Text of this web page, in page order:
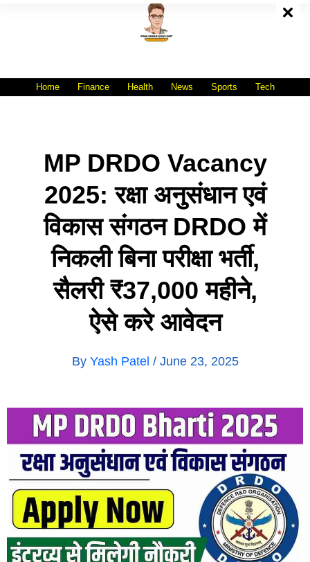
Home Finance Health News Sports Tech
MP DRDO Vacancy
2025: रक्षा अनुसंधान एवं
विकास संगठन DRDO में
निकली बिना परीक्षा भर्ती,
सैलरी ₹37,000 महीने,
ऐसे करे आवेदन
By Yash Patel / June 23, 2025